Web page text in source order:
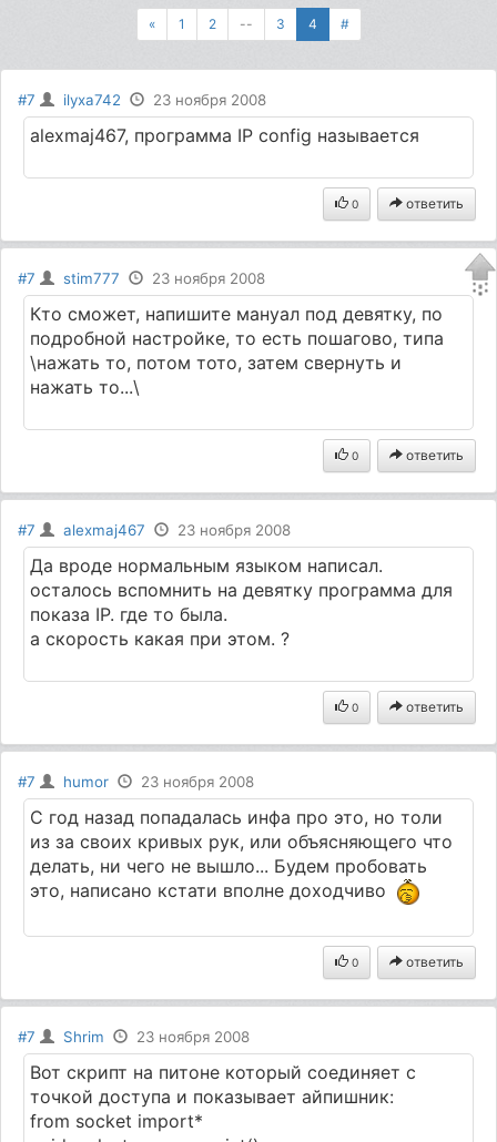
« 1 2 -- 3 4 #
#7 ilyxa742 23 ноября 2008
alexmaj467, программа IP config называется
0 ответить
#7 stim777 23 ноября 2008
Кто сможет, напишите мануал под девятку, по
подробной настройке, то есть пошагово, типа
\нажать то, потом тото, затем свернуть и
нажать то...\
0 ответить
#7 alexmaj467 23 ноября 2008
Да вроде нормальным языком написал.
осталось вспомнить на девятку программа для
показа IP. где то была.
а скорость какая при этом. ?
0 ответить
#7 humor 23 ноября 2008
С год назад попадалась инфа про это, но толи
из за своих кривых рук, или объясняющего что
делать, ни чего не вышло... Будем пробовать
это, написано кстати вполне доходчиво
0 ответить
#7 Shrim 23 ноября 2008
Вот скрипт на питоне который соединяет с
точкой доступа и показывает айпишник:
from socket import*